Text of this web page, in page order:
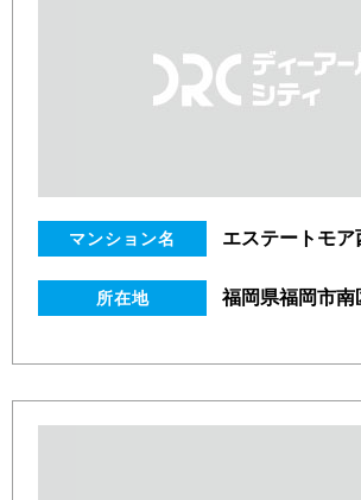
マンション名 エステートモア
所在地